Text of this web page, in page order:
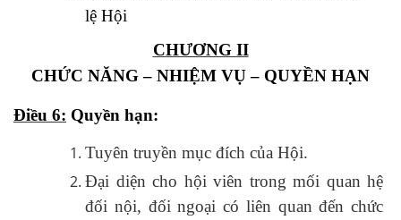
lệ Hội
CHƯƠNG II
CHỨC NĂNG – NHIỆM VỤ – QUYỀN HẠN
Điều 6: Quyền hạn:
Tuyên truyền mục đích của Hội.
Đại diện cho hội viên trong mối quan hệ
đối nội, đối ngoại có liên quan đến chức